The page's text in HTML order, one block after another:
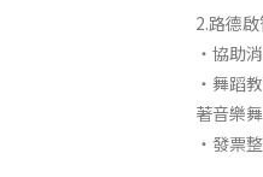
2.路德啟
‧協助
‧舞蹈
著音樂
‧發票